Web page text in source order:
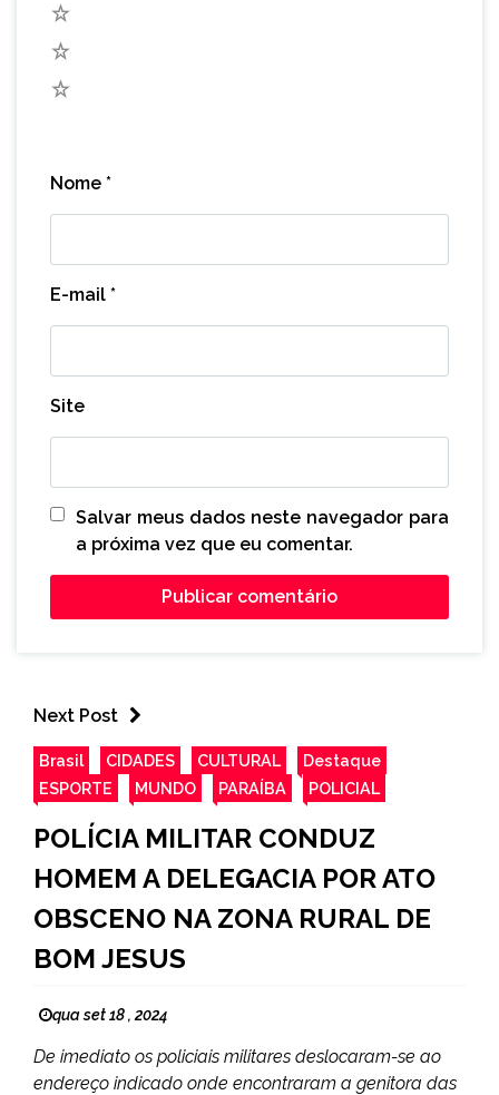
Nome *
E-mail *
Site
Salvar meus dados neste navegador para
a próxima vez que eu comentar.
Next Post
Brasil CIDADES CULTURAL
Destaque
ESPORTE
MUNDO PARAÍBA POLICIAL
POLÍCIA MILITAR CONDUZ
HOMEM A DELEGACIA POR ATO
OBSCENO NA ZONA RURAL DE
BOM JESUS
qua set 18 , 2024
De imediato os policiais militares deslocaram-se ao
endereço indicado onde encontraram a genitora das